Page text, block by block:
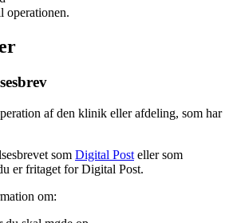
operationen.
af den klinik eller afdeling, som har
som Digital Post eller som
er fritaget for Digital Post.
om: